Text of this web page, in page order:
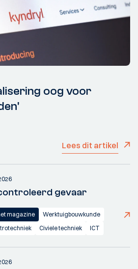
oog voor
Lees dit artikel
gevaar
magazine
Werktuigbouwkunde
Civiele techniek ICT